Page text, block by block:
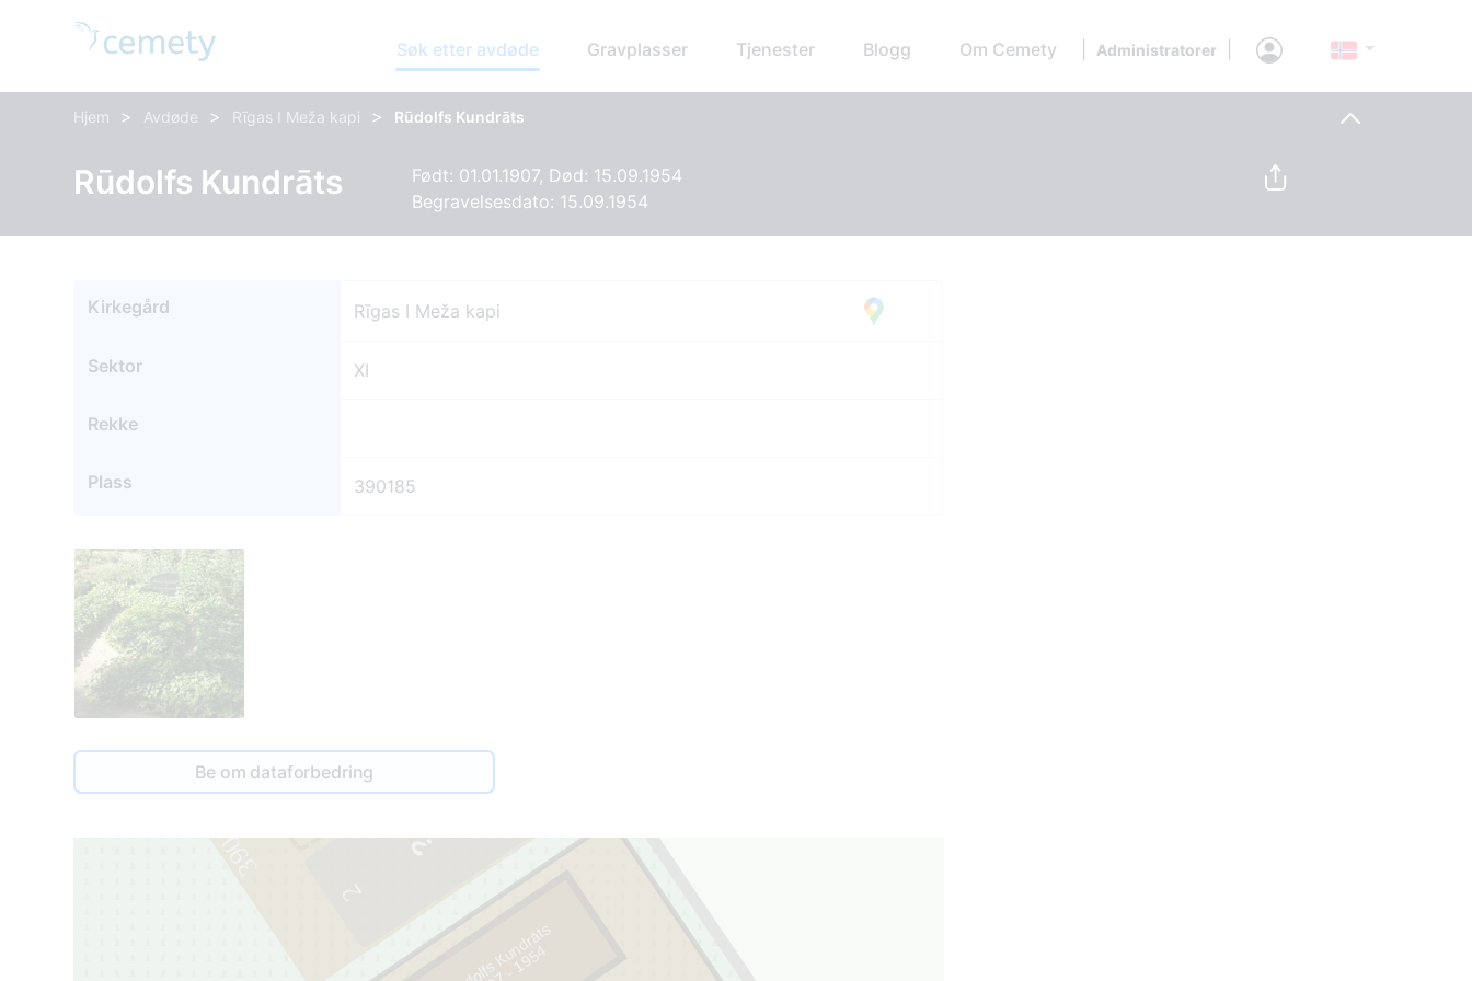
Søk etter avdøde Gravplasser Tjenester Blogg Om Cemety Administratorer
Hjem > Avdøde > Rīgas I Meža kapi > Rūdolfs Kundrāts
Rūdolfs Kundrāts
Født: 01.01.1907, Død: 15.09.1954
Begravelsesdato: 15.09.1954
Kirkegård Rīgas I Meža kapi
Sektor XI
Rekke
Plass 390185
Be om dataforbedring
390187 3
Rūdolfs Kundrāts